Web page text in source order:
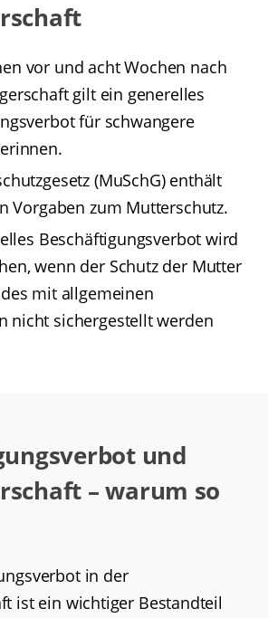
vor und acht Wochen nach
gilt ein generelles
für schwangere
(MuSchG) enthält
Vorgaben zum Mutterschutz.
Beschäftigungsverbot wird
wenn der Schutz der Mutter
mit allgemeinen
nicht sichergestellt werden
und
– warum so
in der
ist ein wichtiger Bestandteil